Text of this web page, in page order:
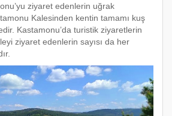
ziyaret edenlerin uğrak
Kalesinden kentin tamamı kuş
Kastamonu’da turistik ziyaretlerin
ziyaret edenlerin sayısı da her